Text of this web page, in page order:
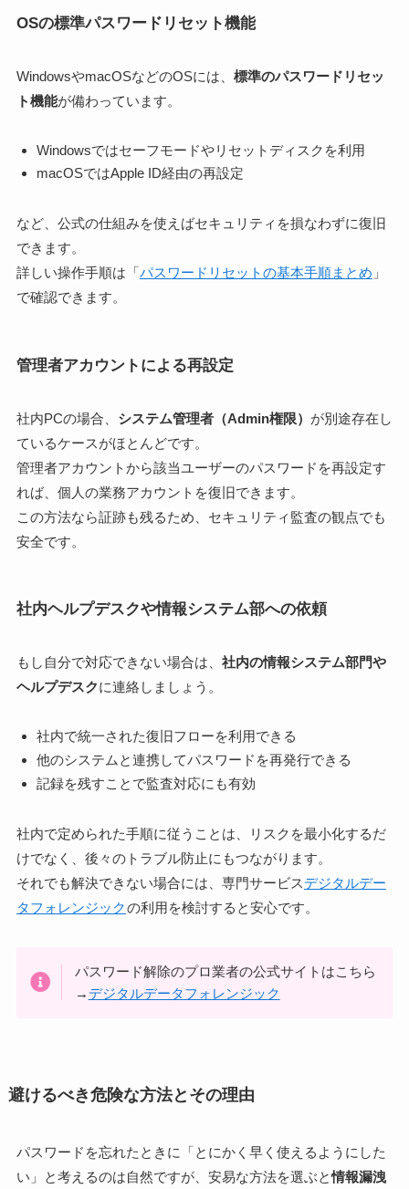
OSの標準パスワードリセット機能
WindowsやmacOSなどのOSには、 標準のパスワードリセッ
ト機能が備わっています。
Windowsではセーフモードやリセットディスクを利用
macOSではApple ID経由の再設定
など、公式の仕組みを使えばセキュリティを損なわずに復旧
できます。
詳しい操作手順は「パスワードリセットの基本手順まとめ 」
で確認できます。
管理者アカウントによる再設定
社内PCの場合、 システム管理者（Admin権限） が別途存在し
ているケースがほとんどです。
管理者アカウントから該当ユーザーのパスワードを再設定す
れば、個人の業務アカウントを復旧できます。
この方法なら証跡も残るため、セキュリティ監査の観点でも
安全です。
社内ヘルプデスクや情報システム部への依頼
もし自分で対応できない場合は、 社内の情報システム部門や
ヘルプデスクに連絡しましょう。
社内で統一された復旧フローを利用できる
他のシステムと連携してパスワードを再発行できる
記録を残すことで監査対応にも有効
社内で定められた手順に従うことは、リスクを最小化するだ
けでなく、後々のトラブル防止にもつながります。
それでも解決できない場合には、専門サービスデジタルデー
タフォレンジックの利用を検討すると安心です。
パスワード解除のプロ業者の公式サイトはこちら
→ デジタルデータフォレンジック
避けるべき危険な方法とその理由
パスワードを忘れたときに「とにかく早く使えるようにした
い」と考えるのは自然ですが、安易な方法を選ぶと情報漏洩